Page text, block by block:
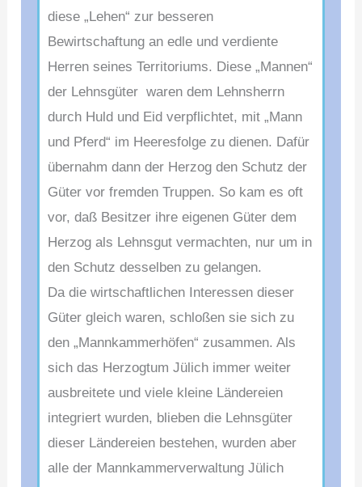
diese „Lehen“ zur besseren
Bewirtschaftung an edle und verdiente
Herren seines Territoriums. Diese „Mannen“
der Lehnsgüter waren dem Lehnsherrn
durch Huld und Eid verpflichtet, mit „Mann
und Pferd“ im Heeresfolge zu dienen. Dafür
übernahm dann der Herzog den Schutz der
Güter vor fremden Truppen. So kam es oft
vor, daß Besitzer ihre eigenen Güter dem
Herzog als Lehnsgut vermachten, nur um in
den Schutz desselben zu gelangen.
Da die wirtschaftlichen Interessen dieser
Güter gleich waren, schloßen sie sich zu
den „Mannkammerhöfen“ zusammen. Als
sich das Herzogtum Jülich immer weiter
ausbreitete und viele kleine Ländereien
integriert wurden, blieben die Lehnsgüter
dieser Ländereien bestehen, wurden aber
alle der Mannkammerverwaltung Jülich